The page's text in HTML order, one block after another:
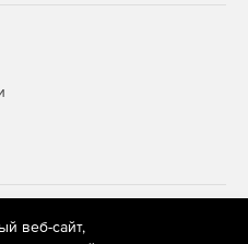
применяются
(информационные технологии
веб-сайт,